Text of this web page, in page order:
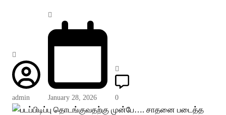
admin January 28, 2026 0